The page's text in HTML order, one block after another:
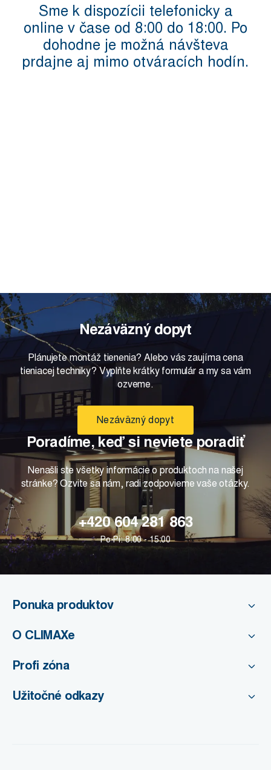
Sme k dispozícii telefonicky a
online v čase od 8:00 do 18:00. Po
dohodne je možná návšteva
prdajne aj mimo otváracích hodín.
Nezáväzný dopyt
Plánujete montáž tienenia? Alebo vás zaujíma cena
tieniacej techniky? Vyplňte krátky formulár a my sa vám
ozveme.
Nezáväzný dopyt
Poradíme, keď si neviete poradiť
Nenašli ste všetky informácie o produktoch na našej
stránke? Ozvite sa nám, radi zodpovieme vaše otázky.
+420 604 281 863
Po-Pi: 8:00 - 15:00
Ponuka produktov
O CLIMAXe
Profi zóna
Užitočné odkazy